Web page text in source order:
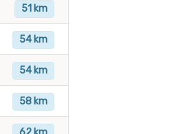
51 km
54 km
54 km
58 km